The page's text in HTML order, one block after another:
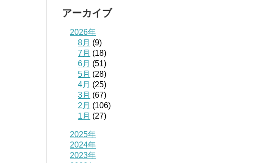
アーカイブ
2026年
8月 (9)
7月 (18)
6月 (51)
5月 (28)
4月 (25)
3月 (67)
2月 (106)
1月 (27)
2025年
2024年
2023年